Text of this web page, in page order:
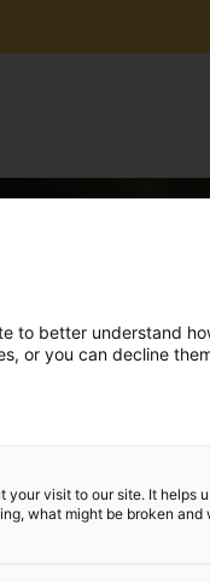
to better understand
or you can decline
your visit to our site. It helps
what might be broken and